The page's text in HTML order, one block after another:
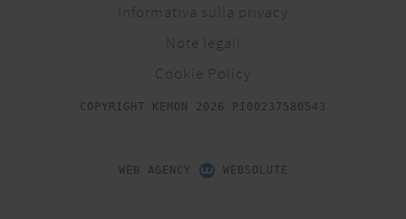
Informativa sulla privacy
Note legali
Cookie Policy
COPYRIGHT KEMON 2026 PI00237580543
WEB AGENCY WEBSOLUTE